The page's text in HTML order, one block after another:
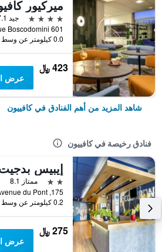
4 نجوم
جيد 7.1
0.0 كيلومتر عن وسط المدينة
423 ﷼
عرض
شاهد المزيد من أهم الفنادق في كافييون
فنادق رخيصة في كافييون
2 نجمتين
ممتاز 8.1
0.2 كيلومتر عن وسط المدينة
275 ﷼
عرض